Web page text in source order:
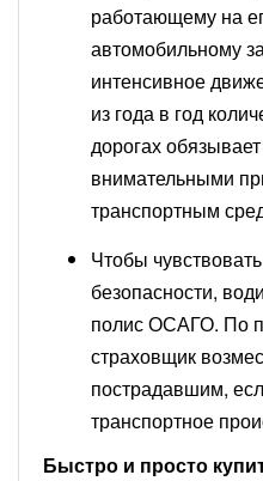
работающему на
автомобильному
интенсивное
из года в год
дорогах
внимательными
транспортным
Чтобы
безопасности,
полис ОСАГО. По
страховщик
пострадавшим,
транспортное
Быстро и просто